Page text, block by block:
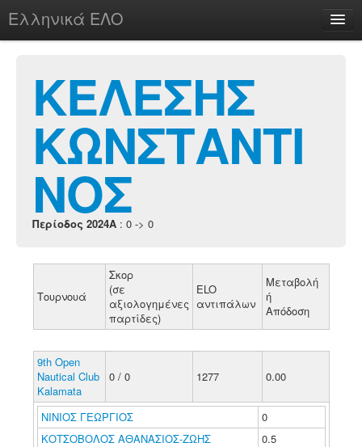
Ελληνικά ΕΛΟ
chesstu.be @ discord
Login
ΚΕΛΕΣΗΣ
ΚΩΝΣΤΑΝΤΙ
ΝΟΣ
Περίοδος 2024A : 0 -> 0
Τουρνουά
Σκορ
(σε
αξιολογημένες
παρτίδες)
ELO
αντιπάλων
Μεταβολή
ή
Απόδοση
9th Open
Nautical Club
Kalamata
0 / 0 1277 0.00
ΝΙΝΙΟΣ ΓΕΩΡΓΙΟΣ
0
ΚΟΤΣΟΒΟΛΟΣ ΑΘΑΝΑΣΙΟΣ-ΖΩΗΣ
0.5